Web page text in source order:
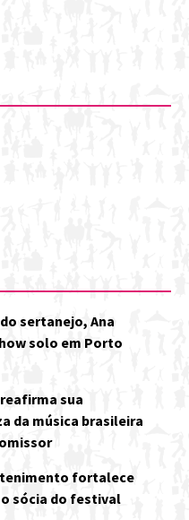
sertanejo, Ana
solo em Porto
sua
da música brasileira
fortalece
sócia do festival